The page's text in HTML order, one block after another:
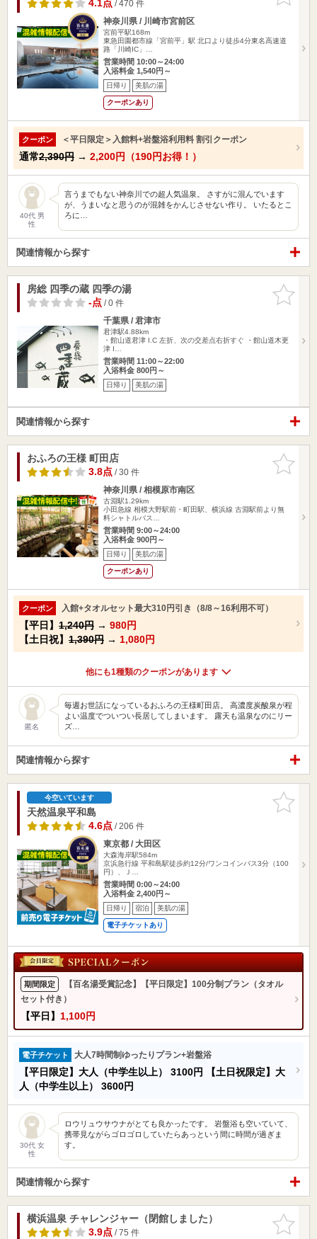
4.1点 / 470 件
神奈川県 / 川崎市宮前区
宮前平駅168m
東急田園都市線「宮前平」駅 北口より徒歩4分東名高速道
路「川崎IC」…
営業時間 10:00～24:00
入浴料金 1,540円～
日帰り 美肌の湯
クーポンあり
クーポン ＜平日限定＞入館料+岩盤浴利用料 割引クーポン
通常2,390円 → 2,200円（190円お得！）
40代 男
性
言うまでもない神奈川での超人気温泉。 さすがに混んでいます
が、うまいなと思うのが混雑をかんじさせない作り。 いたるとこ
ろに…
関連情報から探す
お気に入
りに追加
房総 四季の蔵 四季の湯
-点/ 0 件
千葉県 / 君津市
君津駅4.88km
・館山道君津 I.C 左折、次の交差点右折すぐ ・館山道木更
津 I…
営業時間 11:00～22:00
入浴料金 800円～
日帰り 美肌の湯
関連情報から探す
お気に入
りに追加
おふろの王様 町田店
3.8点/ 30 件
神奈川県 / 相模原市南区
古淵駅1.29km
小田急線 相模大野駅前・町田駅、横浜線 古淵駅前より無
料シャトルバス…
営業時間 9:00～24:00
入浴料金 900円～
日帰り 美肌の湯
クーポンあり
クーポン 入館+タオルセット最大310円引き（8/8～16利用不可）
【平日】 1,240円 → 980円
【土日祝】 1,390円 → 1,080円
他にも1種類のクーポンがあります
匿名
毎週お世話になっているおふろの王様町田店。 高濃度炭酸泉が程
よい温度でついつい長居してしまいます。 露天も温泉なのにリー
ズ…
関連情報から探す
お気に入
りに追加
今空いています
天然温泉平和島
4.6点/ 206 件
東京都 / 大田区
大森海岸駅584m
京浜急行線 平和島駅徒歩約12分/ワンコインバス3分（100
円）、Ｊ…
営業時間 0:00～24:00
入浴料金 2,400円～
日帰り 宿泊 美肌の湯
電子チケットあり
期間限定
【百名湯受賞記念】【平日限定】100分制プラン（タオル
セット付き）
【平日】 1,100円
電子チケット 大人7時間制ゆったりプラン+岩盤浴
【平日限定】大人（中学生以上） 3100円
【土日祝限定】大
人（中学生以上） 3600円
30代 女
性
ロウリュウサウナがとても良かったです。 岩盤浴も空いていて、
携帯見ながらゴロゴロしていたらあっという間に時間が過ぎま
す。
関連情報から探す
お気に入
りに追加
横浜温泉 チャレンジャー（閉館しました）
3.9点/ 75 件